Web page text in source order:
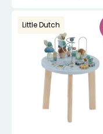
Little Dutch